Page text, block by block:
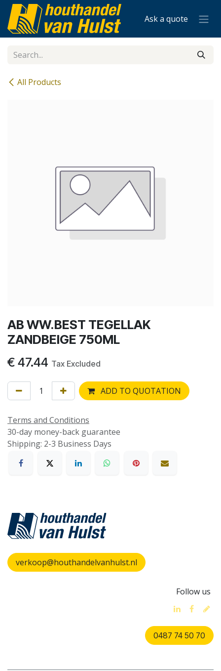
Skip to Content
Ask a quote
All Products
AB WW.BEST TEGELLAK
ZANDBEIGE 750ML
€ 47.44 Tax Excluded
ADD TO QUOTATION
Terms and Conditions
30-day money-back guarantee
Shipping: 2-3 Business Days
verkoop@houthandelvanhulst.nl
Follow us
0487 74 50 70